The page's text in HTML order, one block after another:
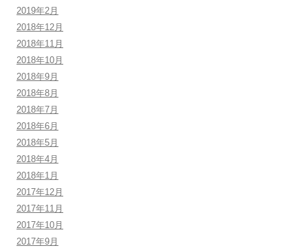
2019年2月
2018年12月
2018年11月
2018年10月
2018年9月
2018年8月
2018年7月
2018年6月
2018年5月
2018年4月
2018年1月
2017年12月
2017年11月
2017年10月
2017年9月